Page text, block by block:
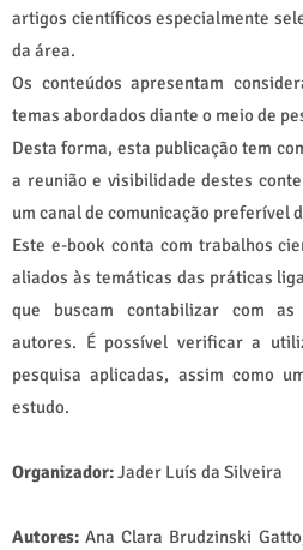
artigos científicos especialmente
da área.
Os conteúdos apresentam
temas abordados diante o meio de
Desta forma, esta publicação tem
a reunião e visibilidade destes
um canal de comunicação preferível
Este e-book conta com trabalhos
aliados às temáticas das práticas
que buscam contabilizar com
autores. É possível verificar a
pesquisa aplicadas, assim como
estudo.
Organizador:Jader Luís da Silveira
Autores:Ana Clara Brudzinski